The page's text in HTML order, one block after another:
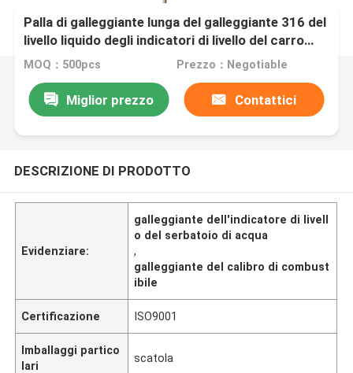
Palla di galleggiante lunga del galleggiante 316 del
livello liquido degli indicatori di livello del carro
armato 304 eccellenti con la leva
MOQ：500pcs Prezzo：Negotiable
Miglior prezzo Contattici
DESCRIZIONE DI PRODOTTO
Evidenziare:
galleggiante dell'indicatore di livell
o del serbatoio di acqua
,
galleggiante del calibro di combust
ibile
Certificazione ISO9001
Imballaggi partico
lari
scatola